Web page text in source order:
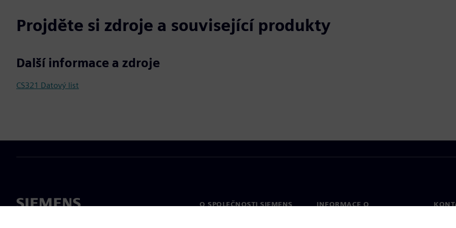
Projděte si zdroje a související produkty
Další informace a zdroje
CS321 Datový list
O SPOLEČNOSTI SIEMENS
INFORMACE O